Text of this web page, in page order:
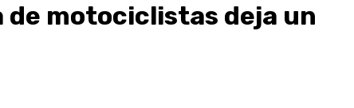
motociclistas deja un